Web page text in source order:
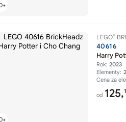
LEGO®
40616
Harry
Rok: 2023
Elementy:
Cena za
od 125,